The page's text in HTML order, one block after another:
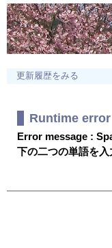
更新履歴をみる
Runtime error
Error message :
下の二つの単語を入